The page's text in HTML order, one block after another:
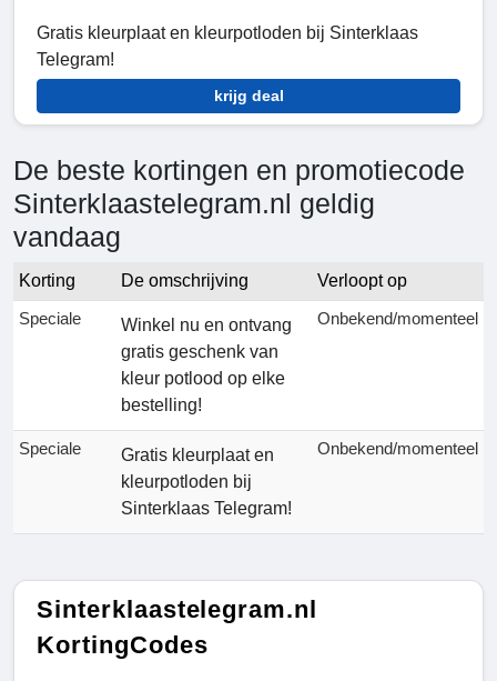
Gratis kleurplaat en kleurpotloden bij Sinterklaas
Telegram!
krijg deal
De beste kortingen en promotiecode
Sinterklaastelegram.nl geldig
vandaag
Korting De omschrijving
Verloopt op
Speciale
Winkel nu en ontvang
gratis geschenk van
kleur potlood op elke
bestelling!
Onbekend/momenteel
Speciale
Gratis kleurplaat en
kleurpotloden bij
Sinterklaas Telegram!
Onbekend/momenteel
Sinterklaastelegram.nl
KortingCodes